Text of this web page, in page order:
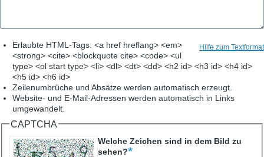
Hilfe zum Textformat
Erlaubte HTML-Tags: <a href hreflang> <em>
<strong> <cite> <blockquote cite> <code> <ul
type> <ol start type> <li> <dl> <dt> <dd> <h2 id> <h3 id> <h4 id>
<h5 id> <h6 id>
Zeilenumbrüche und Absätze werden automatisch erzeugt.
Website- und E-Mail-Adressen werden automatisch in Links
umgewandelt.
CAPTCHA
Welche Zeichen sind in dem Bild zu
sehen?